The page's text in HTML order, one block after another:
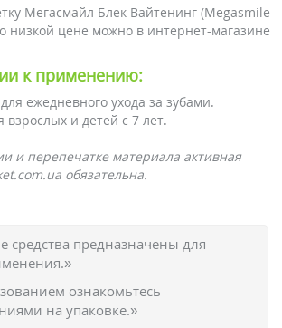
Мегасмайл Блек Вайтенинг (Megasmile
низкой цене можно в интернет-магазине
к применению:
ежедневного ухода за зубами.
взрослых и детей с 7 лет.
и перепечатке материала активная
обязательна.
средства предназначены для
ознакомьтесь
на упаковке.»